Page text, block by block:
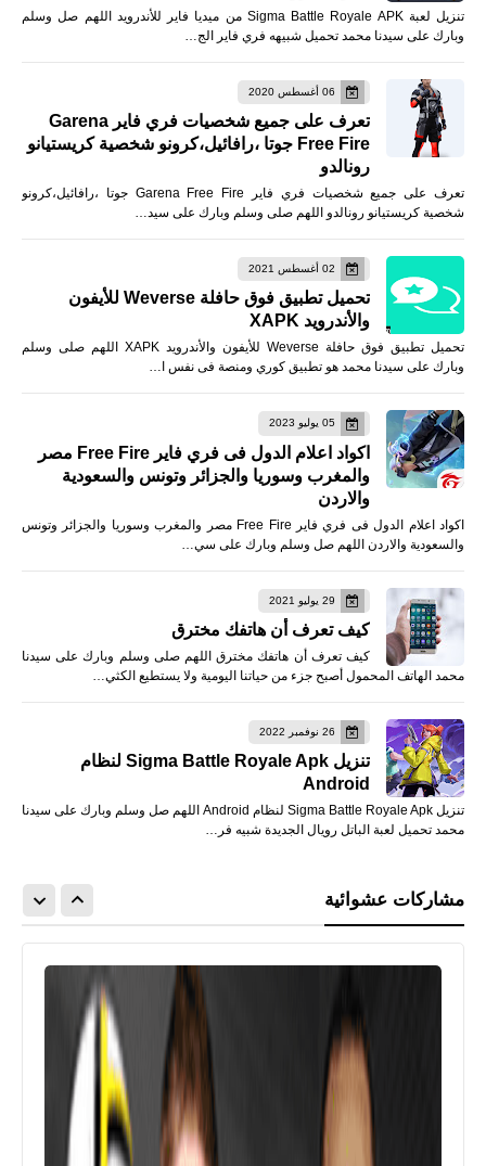
تنزيل لعبة Sigma Battle Royale APK من ميديا فاير للأندرويد اللهم صل وسلم
وبارك على سيدنا محمد تحميل شبيهه فري فاير الج…
06 أغسطس 2020
تعرف على جميع شخصيات فري فاير Garena
Free Fire جوتا ،رافائيل،كرونو شخصية كريستيانو
رونالدو
تعرف على جميع شخصيات فري فاير Garena Free Fire جوتا ،رافائيل،كرونو
شخصية كريستيانو رونالدو اللهم صلى وسلم وبارك على سيد…
02 أغسطس 2021
تحميل تطبيق فوق حافلة Weverse للأيفون
والأندرويد XAPK
تحميل تطبيق فوق حافلة Weverse للأيفون والأندرويد XAPK اللهم صلى وسلم
وبارك على سيدنا محمد هو تطبيق كوري ومنصة فى نفس ا…
05 يوليو 2023
اكواد اعلام الدول فى فري فاير Free Fire مصر
والمغرب وسوريا والجزائر وتونس والسعودية
والاردن
اكواد اعلام الدول فى فري فاير Free Fire مصر والمغرب وسوريا والجزائر وتونس
والسعودية والاردن اللهم صل وسلم وبارك على سي…
29 يوليو 2021
كيف تعرف أن هاتفك مخترق
كيف تعرف أن هاتفك مخترق اللهم صلى وسلم وبارك على سيدنا
محمد الهاتف المحمول أصبح جزء من حياتنا اليومية ولا يستطيع الكثي…
26 نوفمبر 2022
تنزيل Sigma Battle Royale Apk لنظام
Android
تنزيل Sigma Battle Royale Apk لنظام Android اللهم صل وسلم وبارك على سيدنا
محمد تحميل لعبة الباتل رويال الجديدة شبيه فر…
مشاركات عشوائية